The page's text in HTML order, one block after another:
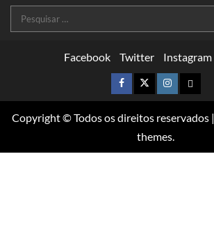
Facebook Twitter Instagram
Copyright © Todos os direitos reservados |
themes.